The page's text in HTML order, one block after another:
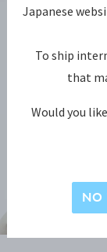
Japanese
To ship
that
Would you
NO